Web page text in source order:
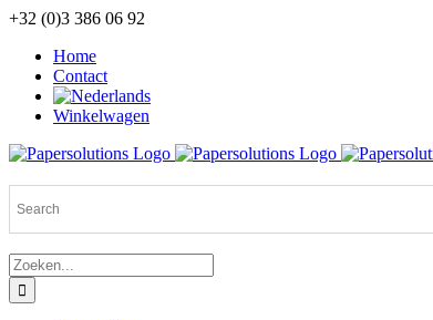
Ga
inhoud
+32 (0)3 386 06 92
Home
Contact
Winkelwagen
Zoeken
naar: